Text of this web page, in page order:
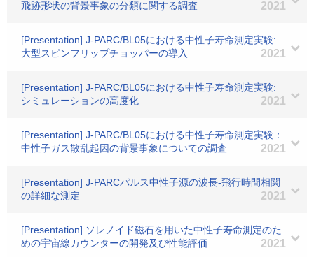
飛跡形状の背景事象の分類に関する調査
2021
[Presentation] J-PARC/BL05における中性子寿命測定実験:
大型スピンフリップチョッパーの導入
2021
[Presentation] J-PARC/BL05における中性子寿命測定実験:
シミュレーションの高度化
2021
[Presentation] J-PARC/BL05における中性子寿命測定実験：
中性子ガス散乱起因の背景事象についての調査
2021
[Presentation] J-PARCパルス中性子源の波長-飛行時間相関
の詳細な測定
2021
[Presentation] ソレノイド磁石を用いた中性子寿命測定のた
めの宇宙線カウンターの開発及び性能評価
2021